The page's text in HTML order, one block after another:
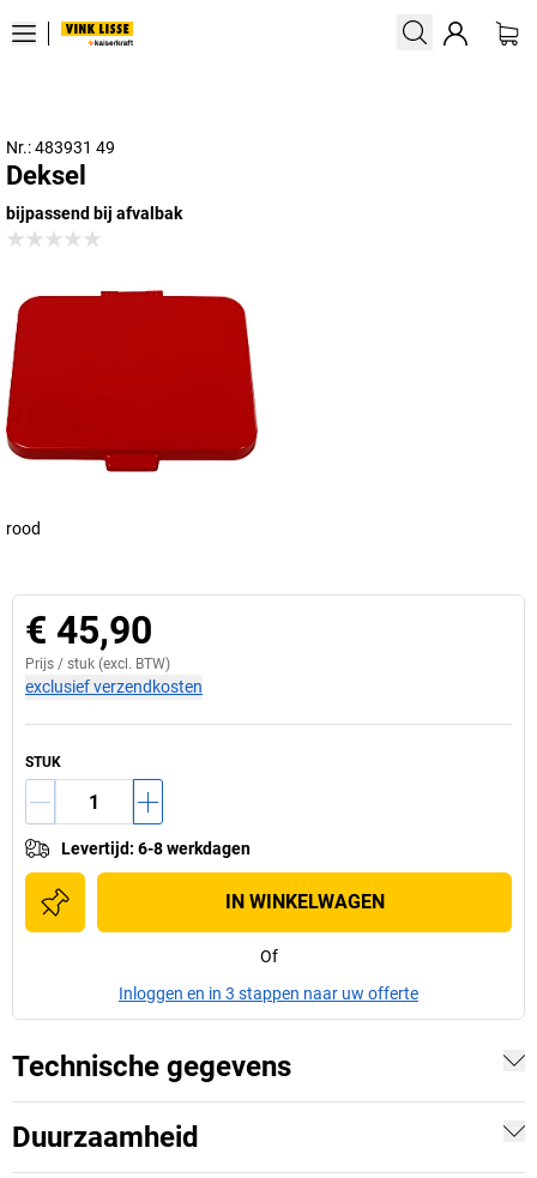
Nr.: 483931 49
Deksel
bijpassend bij afvalbak
rood
€ 45,90
Prijs / stuk (excl. BTW)
exclusief verzendkosten
STUK
Levertijd: 6-8 werkdagen
IN WINKELWAGEN
Of
Inloggen en in 3 stappen naar uw offerte
Technische gegevens
Duurzaamheid